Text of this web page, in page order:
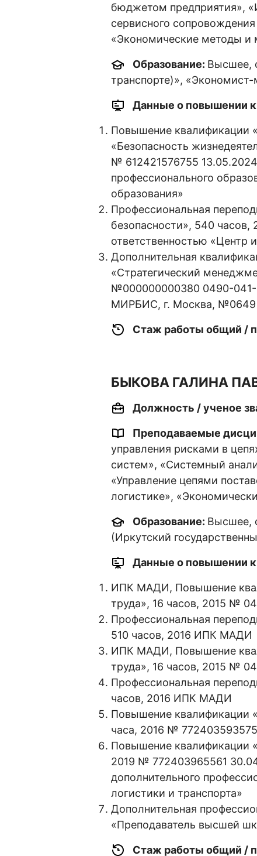
бюджетом предприятия»,
сервисного
«Экономические методы и
Образование: Высшее,
транспорте)»,
Данные о повышении
Повышение квалификации
«Безопасность
№ 612421576755
профессионального
образования»
Профессиональная
безопасности», 540
ответственностью «Центр
Дополнительная
«Стратегический
№000000000380 0490-041-
МИРБИС, г. Москва, №0649
Стаж работы общий /
БЫКОВА ГАЛИНА
Должность / ученое
Преподаваемые
управления рисками в
систем», «Системный
«Управление цепями
логистике»,
Образование: Высшее,
(Иркутский
Данные о повышении
ИПК МАДИ, Повышение
труда», 16 часов, 2015 №
Профессиональная
510 часов, 2016 ИПК МАДИ
ИПК МАДИ, Повышение
труда», 16 часов, 2015 №
Профессиональная
часов, 2016 ИПК МАДИ
Повышение квалификации
часа, 2016 №
Повышение квалификации
2019 № 772403965561
дополнительного
логистики и транспорта»
Дополнительная
«Преподаватель высшей
Стаж работы общий /